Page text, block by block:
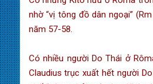
nhờ “vị tông đồ dân ngoại”
năm 57-58.
Có nhiều người Do Thái ở
Claudius trục xuất hết người